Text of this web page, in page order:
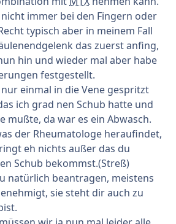
nicht immer bei den Fingern oder
typisch aber in meinem Fall
das zuerst anfing,
hin und wieder mal aber habe
festgestellt.
einmal in die Vene gespritzt
ich grad nen Schub hatte und
mußte, da war es ein Abwasch.
der Rheumatologe heraufindet,
eh nichts außer das du
Schub bekommst.(Streß)
natürlich beantragen, meistens
sie steht dir auch zu